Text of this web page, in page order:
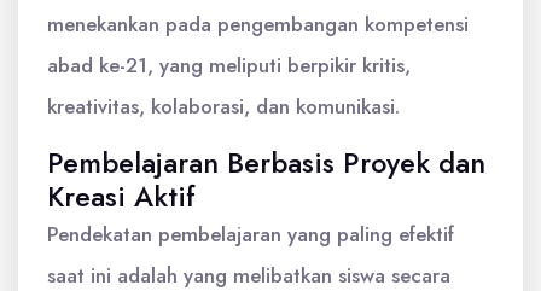
menekankan pada pengembangan kompetensi
abad ke-21, yang meliputi berpikir kritis,
kreativitas, kolaborasi, dan komunikasi.
Pembelajaran Berbasis Proyek dan
Kreasi Aktif
Pendekatan pembelajaran yang paling efektif
saat ini adalah yang melibatkan siswa secara